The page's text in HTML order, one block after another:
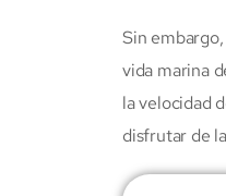
Sin
vida marina
la velocidad
disfrutar de